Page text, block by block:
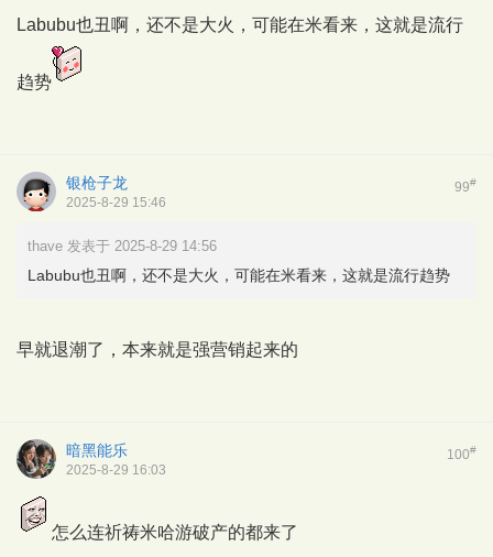
Labubu也丑啊，还不是大火，可能在米看来，这就是流行
趋势
99#
银枪子龙
2025-8-29 15:46
thave 发表于 2025-8-29 14:56
Labubu也丑啊，还不是大火，可能在米看来，这就是流行趋势
早就退潮了，本来就是强营销起来的
100#
暗黑能乐
2025-8-29 16:03
怎么连祈祷米哈游破产的都来了